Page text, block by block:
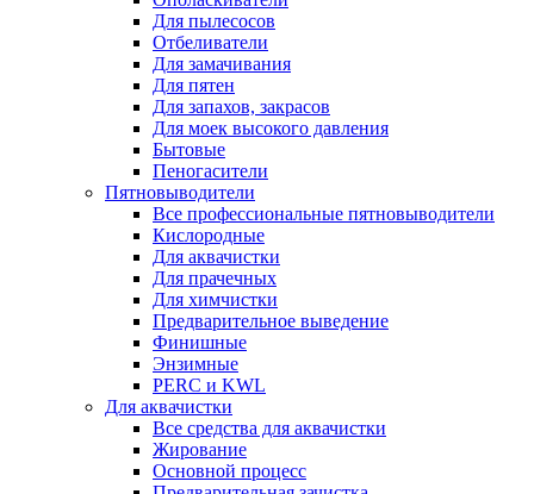
Для пылесосов
Отбеливатели
Для замачивания
Для пятен
Для запахов, закрасов
Для моек высокого давления
Бытовые
Пеногасители
Пятновыводители
Все профессиональные пятновыводители
Кислородные
Для аквачистки
Для прачечных
Для химчистки
Предварительное выведение
Финишные
Энзимные
PERC и KWL
Для аквачистки
Все средства для аквачистки
Жирование
Основной процесс